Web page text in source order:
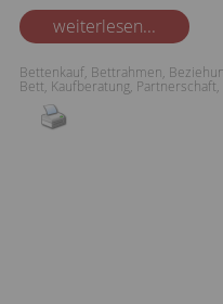
weiterlesen...
Bettenkauf Bettrahmen
Bett Kaufberatung Partnerschaft